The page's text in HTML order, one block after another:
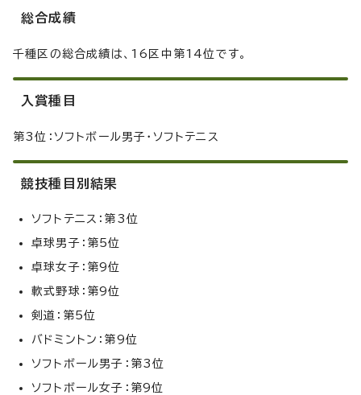
総合成績
千種区の総合成績は、16区中第14位です。
入賞種目
第3位：ソフトボール男子・ソフトテニス
競技種目別結果
ソフトテニス：第3位
卓球男子：第5位
卓球女子：第9位
軟式野球：第9位
剣道：第5位
バドミントン：第9位
ソフトボール男子：第3位
ソフトボール女子：第9位